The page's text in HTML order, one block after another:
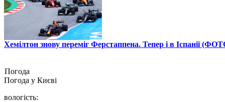
Хемілтон знову переміг Ферстаппена. Тепер і в Іспанії
Погода
Погода у Києві
вологість: